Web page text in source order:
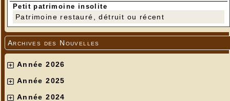
Petit patrimoine insolite
Patrimoine restauré, détruit ou récent
Archives des Nouvelles
Année 2026
Année 2025
Année 2024
Randonnée de la Pierre des Trois Evêques et le 1er
lundi de septembre, soit le 4 septembre.
Bonnes vacances.